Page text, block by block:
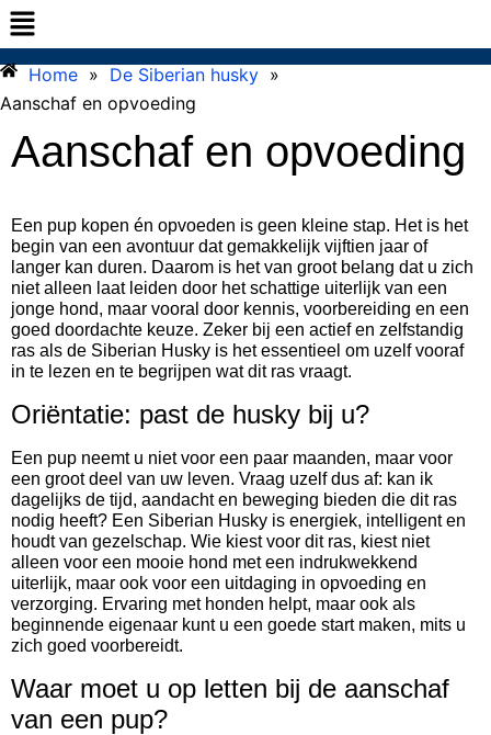
Home » De Siberian husky »
Aanschaf en opvoeding
Aanschaf en opvoeding
Een pup kopen én opvoeden is geen kleine stap. Het is het
begin van een avontuur dat gemakkelijk vijftien jaar of
langer kan duren. Daarom is het van groot belang dat u zich
niet alleen laat leiden door het schattige uiterlijk van een
jonge hond, maar vooral door kennis, voorbereiding en een
goed doordachte keuze. Zeker bij een actief en zelfstandig
ras als de Siberian Husky is het essentieel om uzelf vooraf
in te lezen en te begrijpen wat dit ras vraagt.
Oriëntatie: past de husky bij u?
Een pup neemt u niet voor een paar maanden, maar voor
een groot deel van uw leven. Vraag uzelf dus af: kan ik
dagelijks de tijd, aandacht en beweging bieden die dit ras
nodig heeft? Een Siberian Husky is energiek, intelligent en
houdt van gezelschap. Wie kiest voor dit ras, kiest niet
alleen voor een mooie hond met een indrukwekkend
uiterlijk, maar ook voor een uitdaging in opvoeding en
verzorging. Ervaring met honden helpt, maar ook als
beginnende eigenaar kunt u een goede start maken, mits u
zich goed voorbereidt.
Waar moet u op letten bij de aanschaf
van een pup?